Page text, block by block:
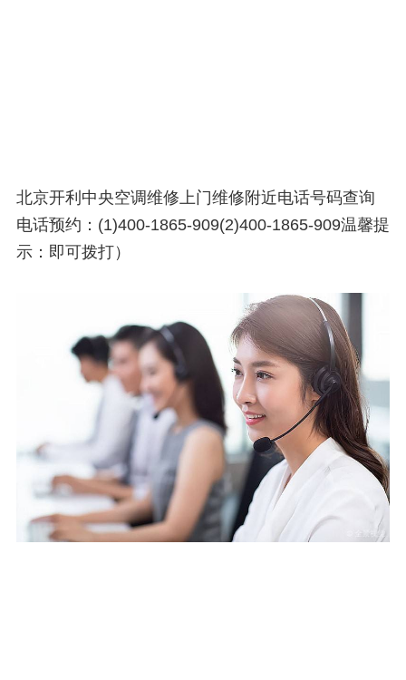
北京开利中央空调维修上门维修附近电话号码查询
电话预约：(1)400-1865-909(2)400-1865-909温馨提
示：即可拨打）